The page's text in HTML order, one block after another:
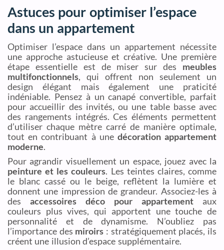
Astuces pour optimiser l’espace
dans un appartement
Optimiser l’espace dans un appartement nécessite
une approche astucieuse et créative. Une première
étape essentielle est de miser sur des meubles
multifonctionnels, qui offrent non seulement un
design élégant mais également une praticité
indéniable. Pensez à un canapé convertible, parfait
pour accueillir des invités, ou une table basse avec
des rangements intégrés. Ces éléments permettent
d’utiliser chaque mètre carré de manière optimale,
tout en contribuant à une décoration appartement
moderne.
Pour agrandir visuellement un espace, jouez avec la
peinture et les couleurs. Les teintes claires, comme
le blanc cassé ou le beige, reflètent la lumière et
donnent une impression de grandeur. Associez-les à
des accessoires déco pour appartement aux
couleurs plus vives, qui apportent une touche de
personnalité et de dynamisme. N’oubliez pas
l’importance des miroirs : stratégiquement placés, ils
créent une illusion d’espace supplémentaire.